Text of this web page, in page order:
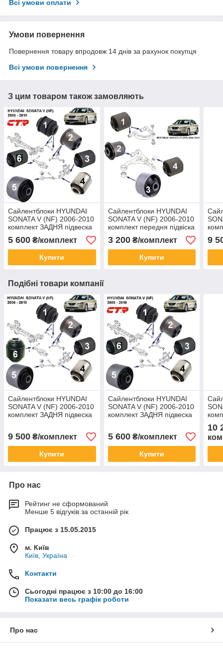
Всі умови оплати
Умови повернення
Повернення товару впродовж 14 днів за рахунок покупця
Всі умови повернення
З цим товаром також замовляють
Сайлентблоки HYUNDAI
SONATA V (NF) 2006-2010
комплект ЗАДНЯ підвеска
16шт CTR
5 600 ₴/комплект
Купити
Сайлентблоки HYUNDAI
SONATA V (NF) 2006-2010
комплект передня підвіска
10шт CTR
3 200₴/комплект
Купити
9
Подібні товари компанії
Сайлентблоки HYUNDAI
SONATA V (NF) 2006-2010
комплект ЗАДНЯ підвеска
9 500 ₴/комплект
Купити
Сайлентблоки HYUNDAI
SONATA V (NF) 2006-2010
комплект ЗАДНЯ підвеска
5 600₴/комплект
Купити
10
Про нас
Рейтинг не сформований
Менше 5 відгуків за останній рік
Працює з 15.05.2015
м. Київ
Київ, Україна
Контакти
Сьогодні працює з 10:00 до 16:00
Показати весь графік роботи
Про нас